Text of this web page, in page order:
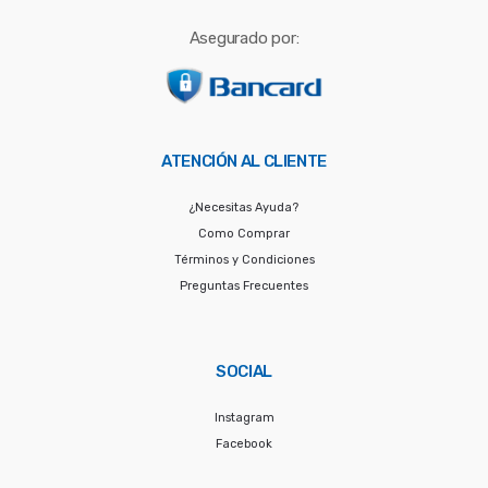
Asegurado por:
ATENCIÓN AL CLIENTE
¿Necesitas Ayuda?
Como Comprar
Términos y Condiciones
Preguntas Frecuentes
SOCIAL
Instagram
Facebook